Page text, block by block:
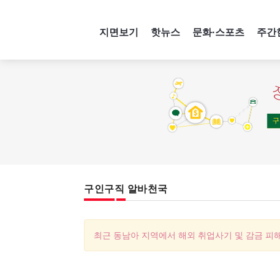
지면보기 핫뉴스 문화·스포츠 주간
구인구직 알바천국
최근 동남아 지역에서 해외 취업사기 및 감금 피